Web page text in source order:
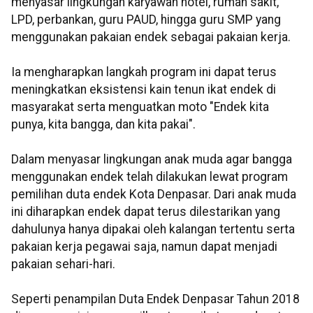
LPD, perbankan, guru PAUD, hingga guru SMP yang
menggunakan pakaian endek sebagai pakaian kerja.
Ia mengharapkan langkah program ini dapat terus
meningkatkan eksistensi kain tenun ikat endek di
masyarakat serta menguatkan moto "Endek kita
punya, kita bangga, dan kita pakai".
Dalam menyasar lingkungan anak muda agar bangga
menggunakan endek telah dilakukan lewat program
pemilihan duta endek Kota Denpasar. Dari anak muda
ini diharapkan endek dapat terus dilestarikan yang
dahulunya hanya dipakai oleh kalangan tertentu serta
pakaian kerja pegawai saja, namun dapat menjadi
pakaian sehari-hari.
Seperti penampilan Duta Endek Denpasar Tahun 2018